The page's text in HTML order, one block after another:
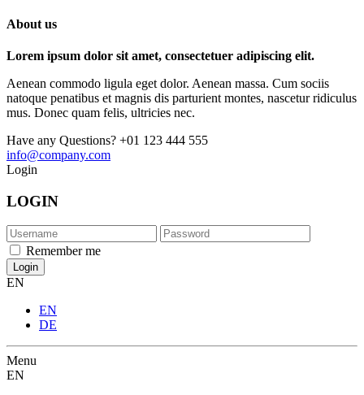
About us
Lorem ipsum dolor sit amet, consectetuer adipiscing elit.
Aenean commodo ligula eget dolor. Aenean massa. Cum sociis
natoque penatibus et magnis dis parturient montes, nascetur ridiculus
mus. Donec quam felis, ultricies nec.
Have any Questions? +01 123 444 555
info@company.com
Login
LOGIN
Remember me
EN
EN
DE
Menu
EN